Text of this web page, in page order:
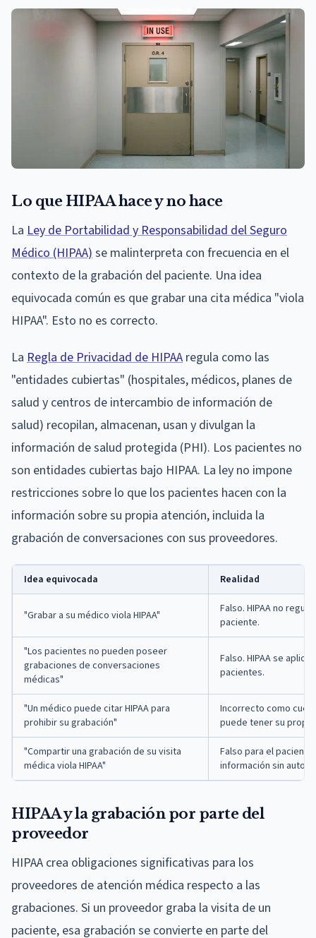
Lo que HIPAA hace y no hace
La Ley de Portabilidad y Responsabilidad del Seguro
Médico (HIPAA) se malinterpreta con frecuencia en el
contexto de la grabación del paciente. Una idea
equivocada común es que grabar una cita médica "viola
HIPAA". Esto no es correcto.
La Regla de Privacidad de HIPAA regula como las
"entidades cubiertas" (hospitales, médicos, planes de
salud y centros de intercambio de información de
salud) recopilan, almacenan, usan y divulgan la
información de salud protegida (PHI). Los pacientes no
son entidades cubiertas bajo HIPAA. La ley no impone
restricciones sobre lo que los pacientes hacen con la
información sobre su propia atención, incluida la
grabación de conversaciones con sus proveedores.
Idea equivocada Realidad
"Grabar a su médico viola HIPAA"
Falso. HIPAA no
paciente.
"Los pacientes no pueden poseer
grabaciones de conversaciones
médicas"
Falso. HIPAA se
pacientes.
"Un médico puede citar HIPAA para
prohibir su grabación"
Incorrecto como
puede tener su
"Compartir una grabación de su visita
médica viola HIPAA"
Falso para el
información sin
HIPAA y la grabación por parte del
proveedor
HIPAA crea obligaciones significativas para los
proveedores de atención médica respecto a las
grabaciones. Si un proveedor graba la visita de un
paciente, esa grabación se convierte en parte del